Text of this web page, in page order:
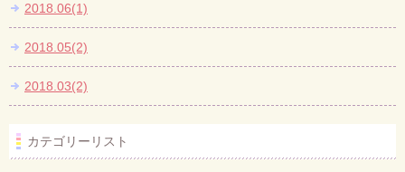
2018.06(1)
2018.05(2)
2018.03(2)
カテゴリーリスト